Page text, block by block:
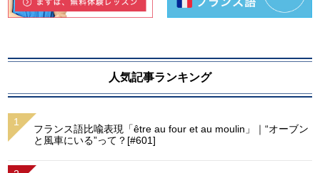
人気記事ランキング
フランス語比喩表現「être au four et au moulin」｜“オーブン
と風車にいる”って？[#601]